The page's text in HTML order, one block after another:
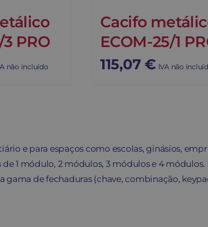
PRO
não incluído
Cacifo
ECOM-25/1
115,07 € IVA não
e para espaços como escolas, ginásios,
de 1 módulo, 2 módulos, 3 módulos e 4
de fechaduras (chave, combinação,